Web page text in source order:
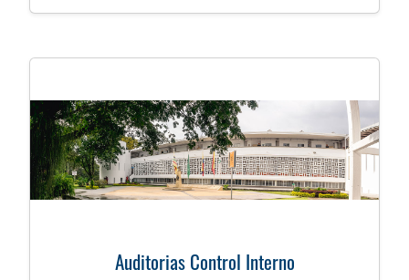
Auditorias Control Interno